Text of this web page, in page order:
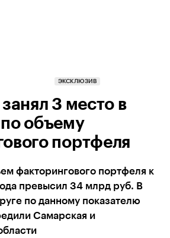
ЭКСКЛЮЗИВ
3 место в
объему
портфеля
факторингового портфеля к
превысил 34 млрд руб. В
по данному показателю
Самарская и